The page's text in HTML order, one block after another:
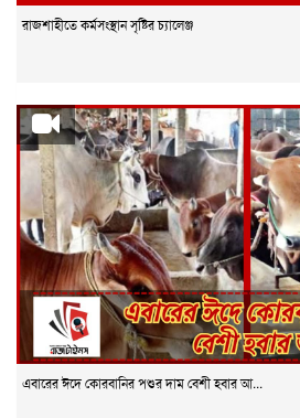
রাজশাহীতে কর্মসংস্থান সৃষ্টির চ্যালেঞ্জ
এবারের ঈদে কোরবানির পশুর দাম বেশী হবার আ...